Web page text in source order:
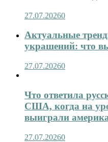
27.07.20260
Актуальные
украшений: что
27.07.20260
Что ответила
США, когда на
выиграли
27.07.20260